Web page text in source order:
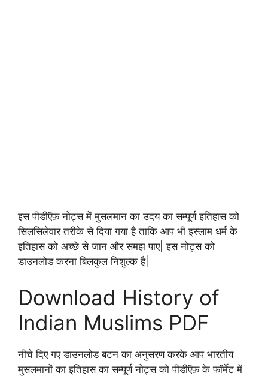
इस पीडीऍफ़ नोट्स में मुसलमान का उदय का सम्पूर्ण इतिहास को
सिलसिलेवार तरीके से दिया गया है ताकि आप भी इस्लाम धर्म के
इतिहास को अच्छे से जान और समझ पाए| इस नोट्स को
डाउनलोड करना बिलकुल निशुल्क है|
Download History of
Indian Muslims PDF
नीचे दिए गए डाउनलोड बटन का अनुसरण करके आप भारतीय
मुसलमानों का इतिहास का सम्पूर्ण नोट्स को पीडीऍफ़ के फॉर्मेट में